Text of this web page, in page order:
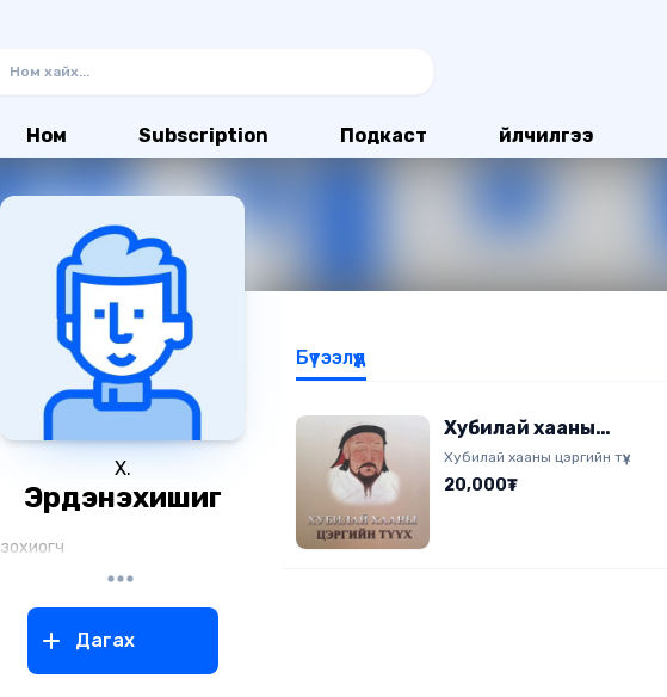
Ном Subscription Подкаст Үйлчилгээ
Х.
Эрдэнэхишиг
зохиогч
Дагах
Бүтээлүүд
Хубилай хааны
цэргийн түүх
Хубилай хааны цэргийн түүх
20,000₮